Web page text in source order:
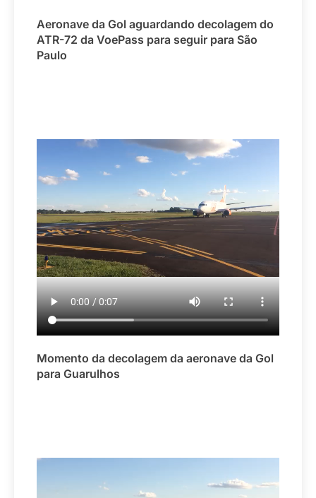
Aeronave da Gol aguardando decolagem do
ATR-72 da VoePass para seguir para São
Paulo
Momento da decolagem da aeronave da Gol
para Guarulhos